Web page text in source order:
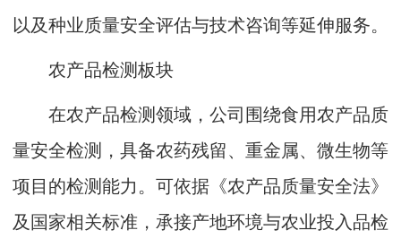
以及种业质量安全评估与技术咨询等延伸服务。
农产品检测板块
在农产品检测领域，公司围绕食用农产品质
量安全检测，具备农药残留、重金属、微生物等
项目的检测能力。可依据《农产品质量安全法》
及国家相关标准，承接产地环境与农业投入品检